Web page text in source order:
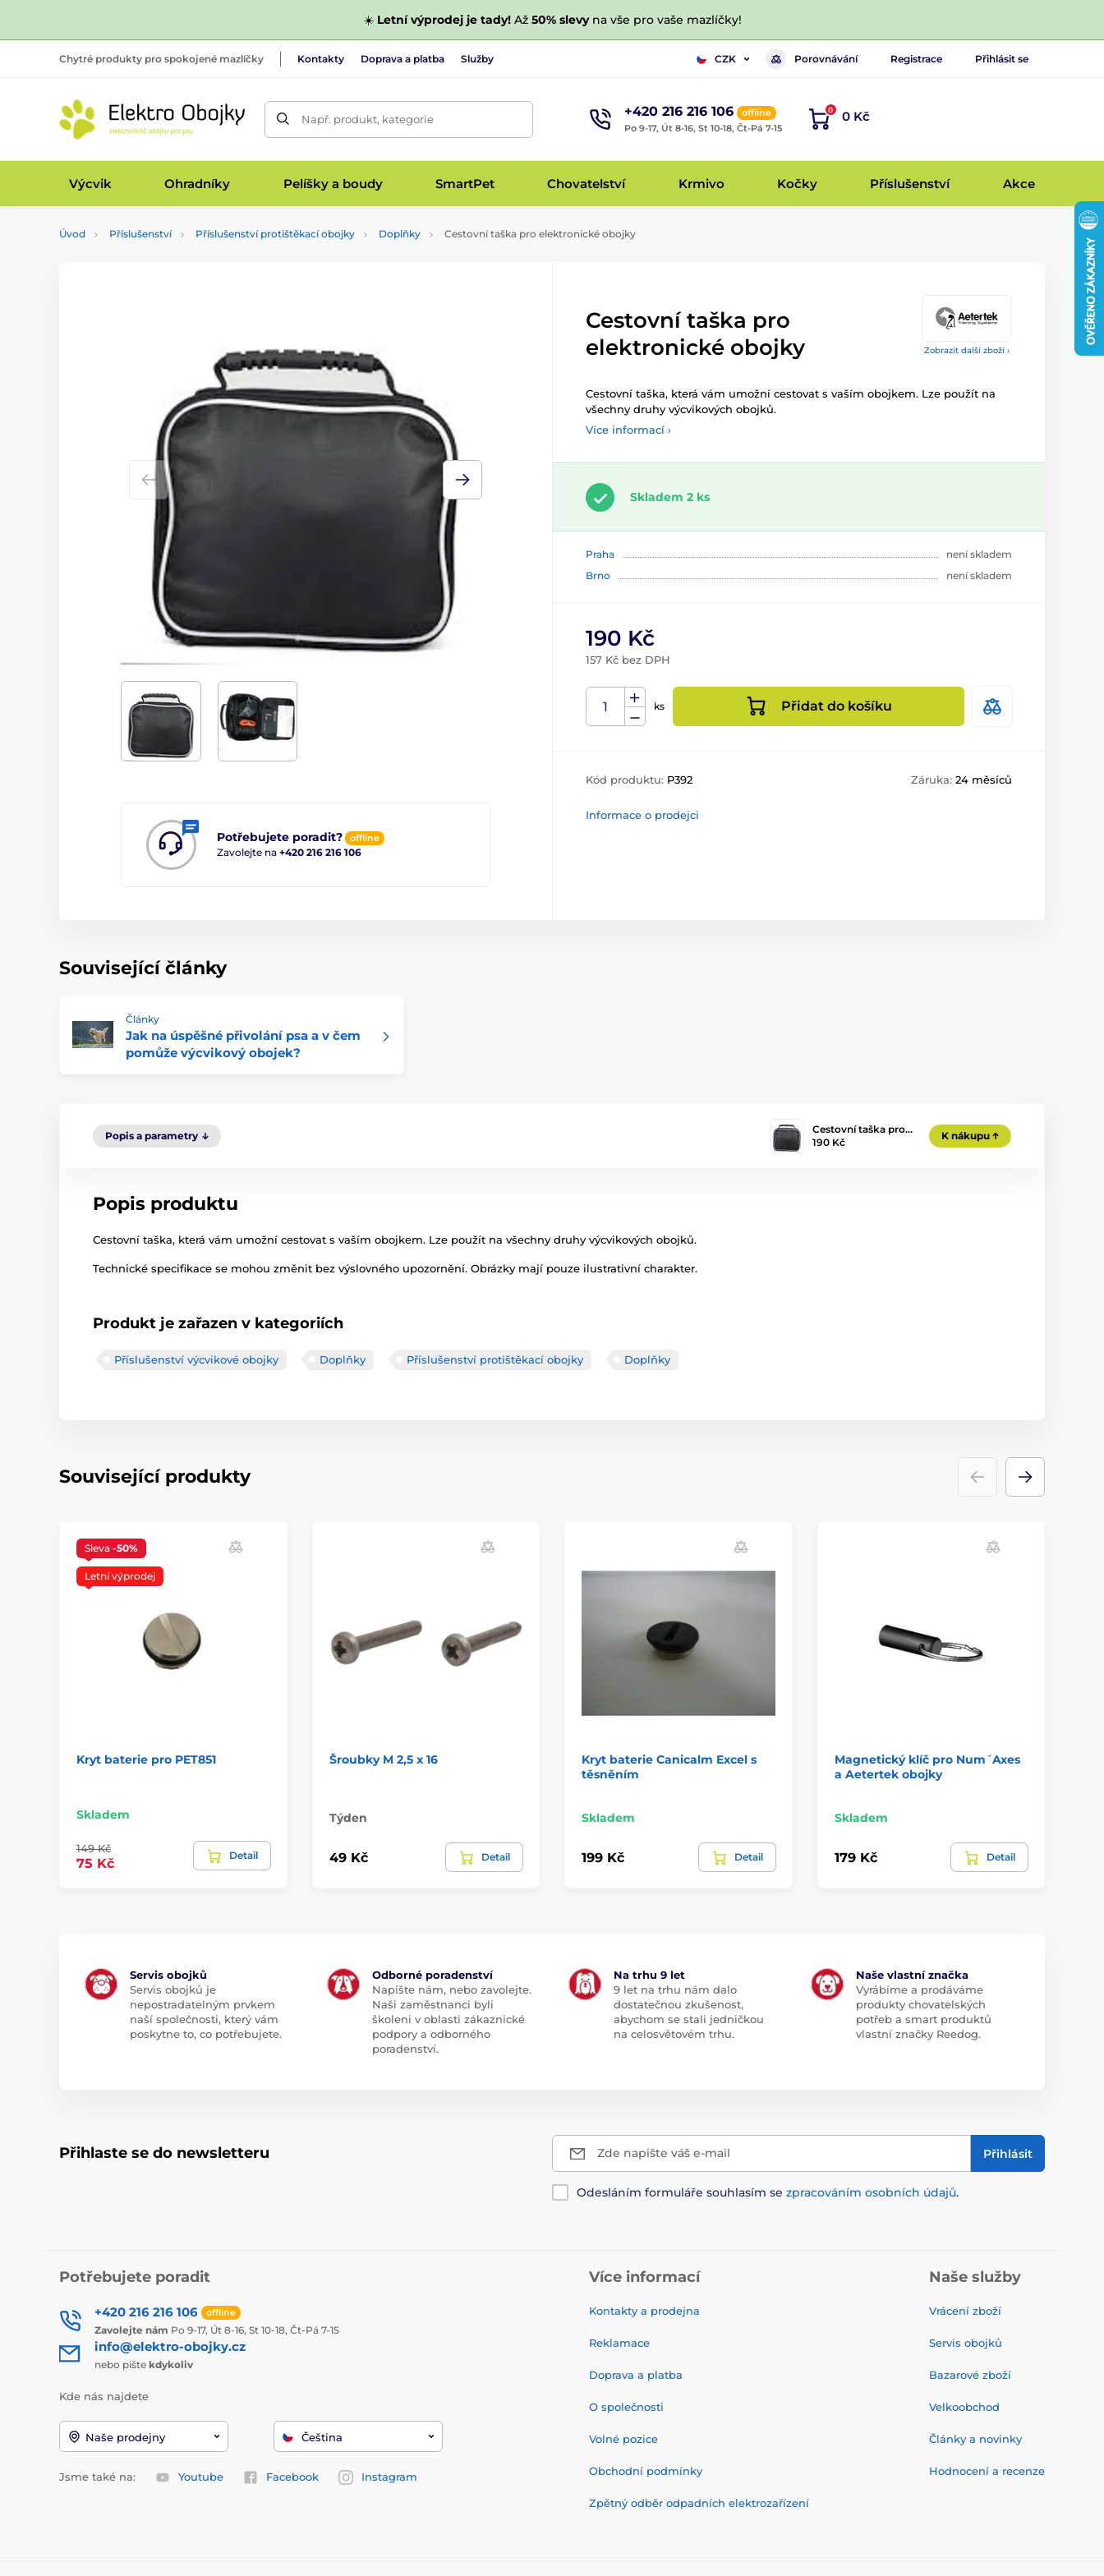
☀️ Letní výprodej je tady!Až 50% slevyna vše pro vaše mazlíčky!
Chytré produkty pro spokojené mazlíčky Kontakty Doprava a platba Služby CZK Porovnávání Registrace Přihlásit se
Např. produkt, kategorie +420 216 216 106
offline
Po 9-17, Út 8-16, St 10-18, Čt-Pá 7-15
0 0 Kč
Výcvik Ohradníky Pelíšky a boudy SmartPet Chovatelství Krmivo Kočky Příslušenství Akce
Úvod Příslušenství Příslušenství protištěkací obojky Doplňky Cestovní taška pro elektronické obojky
Zobrazit další zboží ›
Potřebujete poradit? offline
Zavolejte na +420 216 216 106
Cestovní taška pro
elektronické obojky
Cestovní taška, která vám umožní cestovat s vaším obojkem. Lze použít na
všechny druhy výcvikových obojků.
Více informací ›
Skladem 2 ks
Praha
není skladem
Brno
není skladem
190 Kč
157 Kč bez DPH
ks Přidat do košíku
Kód produktu: P392 Záruka: 24 měsíců
Informace o prodejci
Související články
Články
Jak na úspěšné přivolání psa a v čem
pomůže výcvikový obojek?
Popis a parametry
Cestovní taška pro…
190 Kč
K nákupu
Popis produktu
Cestovní taška, která vám umožní cestovat s vaším obojkem. Lze použít na všechny druhy výcvikových obojků.
Technické specifikace se mohou změnit bez výslovného upozornění. Obrázky mají pouze ilustrativní charakter.
Produkt je zařazen v kategoriích
Příslušenství výcvikové obojky Doplňky Příslušenství protištěkací obojky Doplňky
Související produkty
Sleva -50%
Letní výprodej
Kryt baterie pro PET851
Skladem
149 Kč
75 Kč
Detail
Šroubky M 2,5 x 16
Týden
49 Kč Detail
Kryt baterie Canicalm Excel s
těsněním
Skladem
199 Kč Detail
Magnetický klíč pro Num´Axes
a Aetertek obojky
Skladem
179 Kč Detail
Servis obojků
Servis obojků je
nepostradatelným prvkem
naší společnosti, který vám
poskytne to, co potřebujete.
Odborné poradenství
Napište nám, nebo zavolejte.
Naši zaměstnanci byli
školeni v oblasti zákaznické
podpory a odborného
poradenství.
Na trhu 9 let
9 let na trhu nám dalo
dostatečnou zkušenost,
abychom se stali jedničkou
na celosvětovém trhu.
Naše vlastní značka
Vyrábíme a prodáváme
produkty chovatelských
potřeb a smart produktů
vlastní značky Reedog.
Přihlaste se do newsletteru Zde napište váš e-mail Přihlásit
Odesláním formuláře souhlasím se zpracováním osobních údajů.
Potřebujete poradit
+420 216 216 106 offline
Zavolejte nám Po 9-17, Út 8-16, St 10-18, Čt-Pá 7-15
info@elektro-obojky.cz
nebo pište kdykoliv
Kde nás najdete
Naše prodejny Čeština
Jsme také na: Youtube Facebook Instagram
Více informací
Kontakty a prodejna
Reklamace
Doprava a platba
O společnosti
Volné pozice
Obchodní podmínky
Zpětný odběr odpadních elektrozařízení
Naše služby
Vrácení zboží
Servis obojků
Bazarové zboží
Velkoobchod
Články a novinky
Hodnocení a recenze